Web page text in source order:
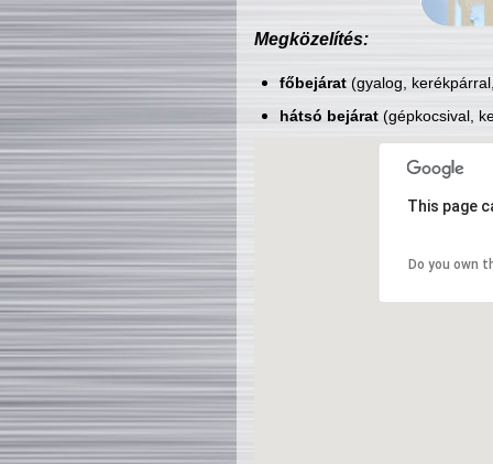
Megközelítés:
főbejárat(gyalog,
hátsó bejárat(gépkocsival,
This page
Do you own